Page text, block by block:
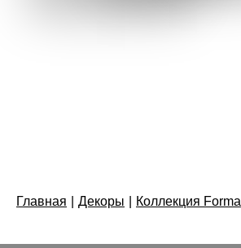
Главная Декоры Коллекция Forma